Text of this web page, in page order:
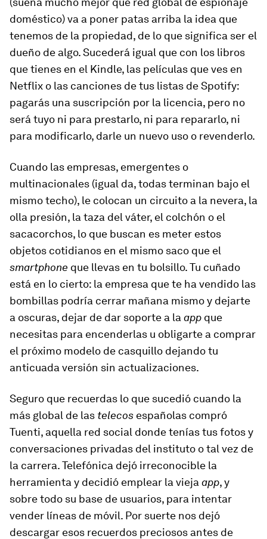
doméstico) va a poner patas arriba la idea que
tenemos de la propiedad, de lo que significa ser el
dueño de algo. Sucederá igual que con los libros
que tienes en el Kindle, las películas que ves en
Netflix o las canciones de tus listas de Spotify:
pagarás una suscripción por la licencia, pero no
será tuyo ni para prestarlo, ni para repararlo, ni
para modificarlo, darle un nuevo uso o revenderlo.
Cuando las empresas, emergentes o
multinacionales (igual da, todas terminan bajo el
mismo techo), le colocan un circuito a la nevera, la
olla presión, la taza del váter, el colchón o el
sacacorchos, lo que buscan es meter estos
objetos cotidianos en el mismo saco que el
smartphone que llevas en tu bolsillo. Tu cuñado
está en lo cierto: la empresa que te ha vendido las
bombillas podría cerrar mañana mismo y dejarte
a oscuras, dejar de dar soporte a la app que
necesitas para encenderlas u obligarte a comprar
el próximo modelo de casquillo dejando tu
anticuada versión sin actualizaciones.
Seguro que recuerdas lo que sucedió cuando la
más global de las telecos españolas compró
Tuenti, aquella red social donde tenías tus fotos y
conversaciones privadas del instituto o tal vez de
la carrera. Telefónica dejó irreconocible la
herramienta y decidió emplear la vieja app, y
sobre todo su base de usuarios, para intentar
vender líneas de móvil. Por suerte nos dejó
descargar esos recuerdos preciosos antes de